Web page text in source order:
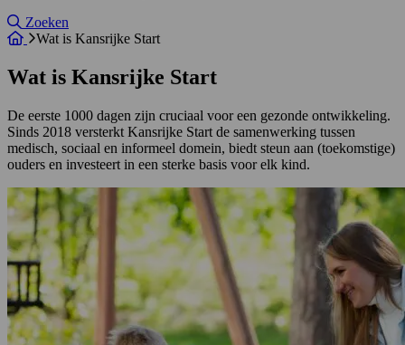
Site doorzoeken
Zoeken
Wat is Kansrijke Start
Wat is Kansrijke Start
De eerste 1000 dagen zijn cruciaal voor een gezonde ontwikkeling.
Sinds 2018 versterkt Kansrijke Start de samenwerking tussen
medisch, sociaal en informeel domein, biedt steun aan (toekomstige)
ouders en investeert in een sterke basis voor elk kind.